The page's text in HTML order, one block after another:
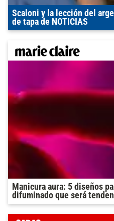
Scaloni y la lección del
de tapa de NOTICIAS
Manicura aura: 5 diseños
difuminado que será